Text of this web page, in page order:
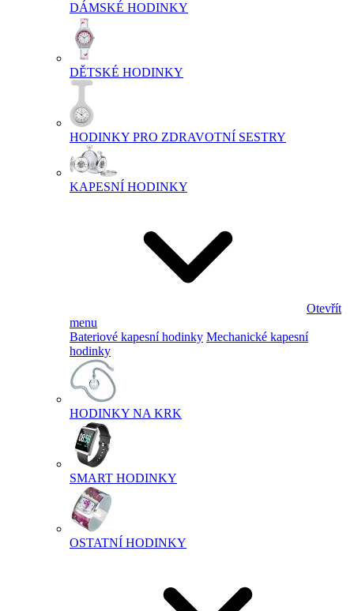
DÁMSKÉ HODINKY
DĚTSKÉ HODINKY
HODINKY PRO ZDRAVOTNÍ SESTRY
KAPESNÍ HODINKY
Otevřít
menu
Bateriové kapesní hodinky Mechanické kapesní
hodinky
HODINKY NA KRK
SMART HODINKY
OSTATNÍ HODINKY